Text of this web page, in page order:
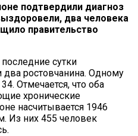
подтвердили диагноз
два человека
правительство
последние сутки
два ростовчанина. Одному
Отмечается, что оба
хронические
насчитывается 1946
Из них 455 человек